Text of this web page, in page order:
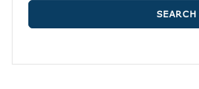
SEARCH